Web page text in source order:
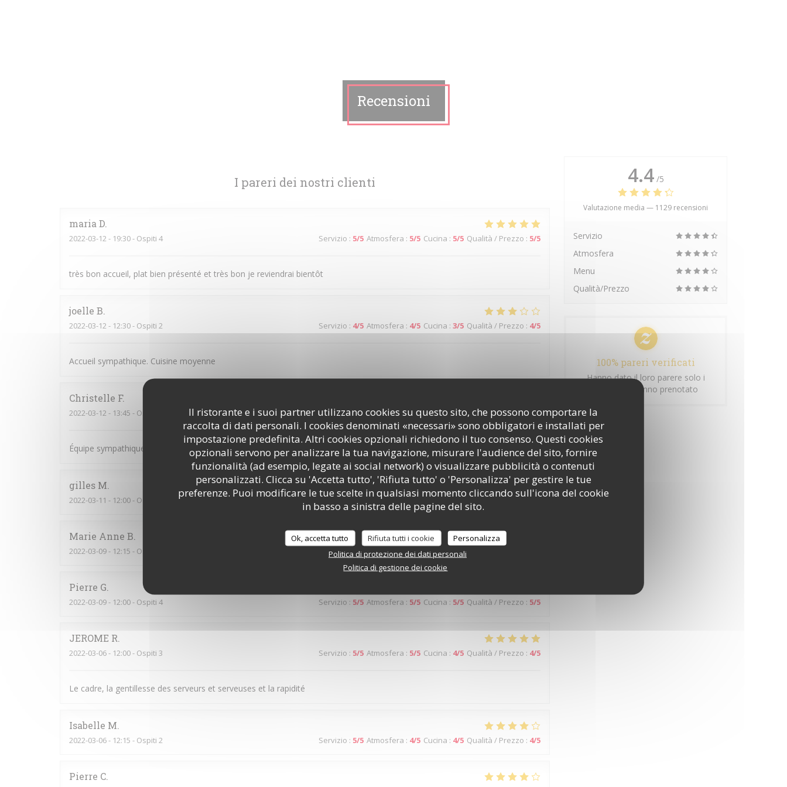
Il ristorante e i suoi partner utilizzano cookies su questo sito, che possono comportare la
raccolta di dati personali. I cookies denominati «necessari» sono obbligatori e installati per
impostazione predefinita. Altri cookies opzionali richiedono il tuo consenso. Questi cookies
opzionali servono per analizzare la tua navigazione, misurare l'audience del sito, fornire
funzionalità (ad esempio, legate ai social network) o visualizzare pubblicità o contenuti
personalizzati. Clicca su 'Accetta tutto', 'Rifiuta tutto' o 'Personalizza' per gestire le tue
preferenze. Puoi modificare le tue scelte in qualsiasi momento cliccando sull'icona del cookie
in basso a sinistra delle pagine del sito.
Ok, accetta tutto Rifiuta tutti i cookie
Personalizza
Politica di protezione dei dati personali
Politica di gestione dei cookie
Recensioni
I pareri dei nostri clienti
maria D
2022-03-12 - 19:30 - Ospiti 4 Servizio : 5/5 Atmosfera : 5/5 Cucina : 5/5 Qualità / Prezzo : 5/5
très bon accueil, plat bien présenté et très bon je reviendrai bientôt
joelle B
2022-03-12 - 12:30 - Ospiti 2 Servizio : 4/5 Atmosfera : 4/5 Cucina : 3/5 Qualità / Prezzo : 4/5
Accueil sympathique. Cuisine moyenne
Christelle F
2022-03-12 - 13:45 - Ospiti 7 Servizio: 5/5 Atmosfera: 5 /5 Cucina :5/5 Qualità / Prezzo: 5/5
Équipe sympathique et souriante
gilles M
2022-03-11 - 12:00 - Ospiti 2 Servizio:4/5 Atmosfera: 4/5 Cucina:4/5 Qualità / Prezzo: 4 /5
Marie Anne B
2022-03-09- 12:15 - Ospiti 2 Servizio:5/5 Atmosfera : 5/5 Cucina:5/5
Pierre G
2022-03-09- 12:00 - Ospiti 4 Servizio : 5/5 Atmosfera : 5/5 Cucina : 5/5 Qualità / Prezzo : 5/5
JEROME R
2022-03-06- 12:00 - Ospiti 3 Servizio : 5/5 Atmosfera : 5/5 Cucina : 4/5 Qualità / Prezzo : 4/5
Le cadre, la gentillesse des serveurs et serveuses et la rapidité
Isabelle M
2022-03-06- 12:15 - Ospiti 2 Servizio : 5/5 Atmosfera : 4/5 Cucina : 4/5 Qualità / Prezzo : 4/5
Pierre C
4.4 /5
Valutazione media — 1129 recensioni
Servizio
Atmosfera
Menu
Qualità/Prezzo
100% pareri verificati
Hanno dato il loro parere solo i
clienti che hanno prenotato